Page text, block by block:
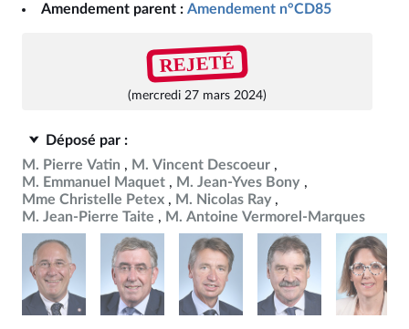
Amendement parent : Amendement n°CD85
REJETÉ
(mercredi 27 mars 2024)
Déposé par :
M. Pierre Vatin
M. Vincent Descoeur
M. Emmanuel Maquet
M. Jean-Yves Bony
Mme Christelle Petex
M. Nicolas Ray
M. Jean-Pierre Taite
M. Antoine Vermorel-Marques